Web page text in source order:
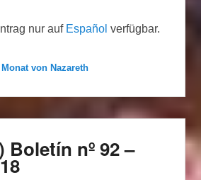
nur auf Español verfügbar.
Monat von Nazareth
Boletín nº 92 –